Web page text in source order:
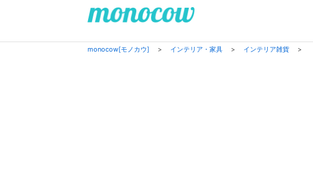
monocow[モノカウ] > インテリア・家具 > インテリア雑貨 >